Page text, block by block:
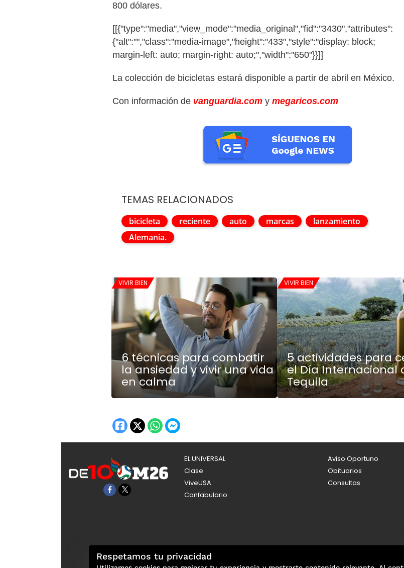
800 dólares.
[[{"type":"media","view_mode":"media_original","fid":"3430","attributes":
{"alt":"","class":"media-image","height":"433","style":"display: block;
margin-left: auto; margin-right: auto;","width":"650"}}]]
La colección de bicicletas estará disponible a partir de abril en México.
Con información de vanguardia.com y megaricos.com
TEMAS RELACIONADOS
bicicleta reciente auto marcas
lanzamiento
Alemania.
VIVIR BIEN
6 técnicas para combatir
la ansiedad y vivir una vida
en calma
VIVIR BIEN
5 actividades para
el Día Internacional
Tequila
EL UNIVERSAL
Clase
ViveUSA
Confabulario
Aviso Oportuno
Obituarios
Consultas
Respetamos tu privacidad